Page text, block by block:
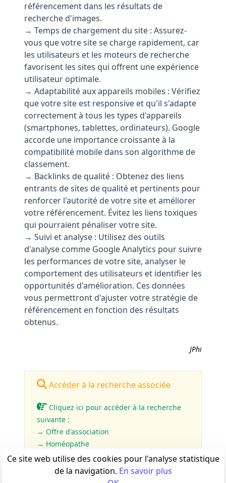
référencement dans les résultats de
recherche d'images.
→ Temps de chargement du site : Assurez-
vous que votre site se charge rapidement, car
les utilisateurs et les moteurs de recherche
favorisent les sites qui offrent une expérience
utilisateur optimale.
→ Adaptabilité aux appareils mobiles : Vérifiez
que votre site est responsive et qu'il s'adapte
correctement à tous les types d'appareils
(smartphones, tablettes, ordinateurs). Google
accorde une importance croissante à la
compatibilité mobile dans son algorithme de
classement.
→ Backlinks de qualité : Obtenez des liens
entrants de sites de qualité et pertinents pour
renforcer l'autorité de votre site et améliorer
votre référencement. Évitez les liens toxiques
qui pourraient pénaliser votre site.
→ Suivi et analyse : Utilisez des outils
d'analyse comme Google Analytics pour suivre
les performances de votre site, analyser le
comportement des utilisateurs et identifier les
opportunités d'amélioration. Ces données
vous permettront d'ajuster votre stratégie de
référencement en fonction des résultats
obtenus.
JPhi
Accéder à la recherche associée
Cliquez ici pour accéder à la recherche
suivante :
→ Offre d'association
→ Homéopathe
Ce site web utilise des cookies pour l'analyse statistique
de la navigation. En savoir plus